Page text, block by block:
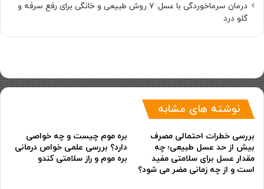
درمان سرماخوردگی با عسل: ۷ روش طبیعی و خانگی برای رفع سرفه و
گلو درد
نوشته های مشابه
بررسی خطرات احتمالی مصرف
بیش از حد عسل طبیعی؛ چه
مقدار عسل برای سلامتی مفید
است و از چه زمانی مضر می شود؟
بره موم چیست و چه خواصی
دارد؟ بررسی علمی خواص درمانی
بره موم و راز سلامتی کندو